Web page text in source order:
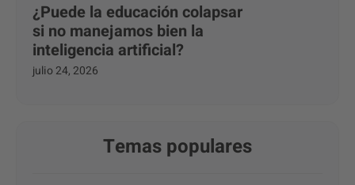
¿Puede la educación colapsar
si no manejamos bien la
inteligencia artificial?
julio 24, 2026
Temas populares